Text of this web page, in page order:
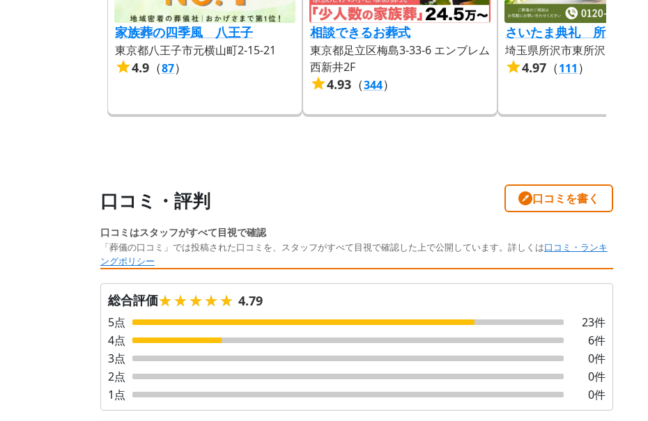
家族葬の四季風 八王子
東京都八王子市元横山町2-15-21
4.9 （87）
相談できるお葬式
東京都足立区梅島3-33-6 エンブレム
西新井2F
4.93 （344）
さいたま典礼 所沢ホール
埼玉県所沢市東所沢5-20-9
4.97 （111 ）
口コミ・評判 口コミを書く
口コミはスタッフがすべて目視で確認
「葬儀の口コミ」では投稿された口コミを、スタッフがすべて目視で確認した上で公開しています。詳しくは口コミ・ランキ
ングポリシー
総合評価★★★★★
★★★★★ 4.79
5点 23件
4点 6件
3点 0件
2点 0件
1 点 0件